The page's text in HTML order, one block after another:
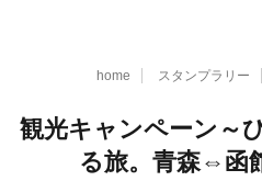
home スタンプラリー
観光キャンペーン～
る旅。青森⇔函